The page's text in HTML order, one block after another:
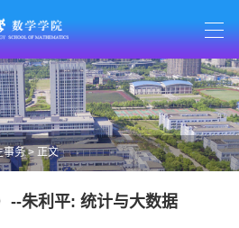
事务> 正文
--朱利平: 统计与大数据